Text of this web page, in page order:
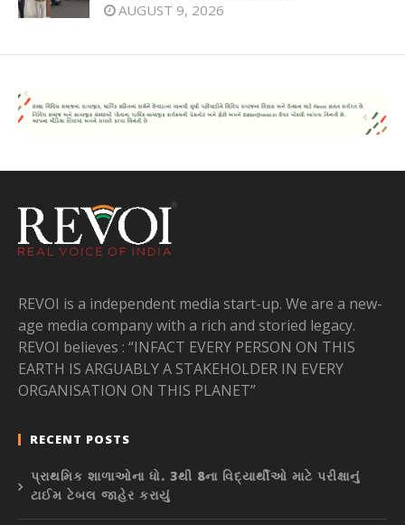
AUGUST 9, 2026
REVOI is a independent media start-up. We are a new-
age media company with a rich and storied legacy.
REVOI believes : “INFACT EVERY PERSON ON THIS
EARTH IS ARGUABLY A STAKEHOLDER IN EVERY
ORGANISATION ON THIS PLANET”
RECENT POSTS
પ્રાથમિક શાળાઓના ધો. 3થી 8ના વિદ્યાર્થીઓ માટે પરીક્ષાનું
ટાઈમ ટેબલ જાહેર કરાયું